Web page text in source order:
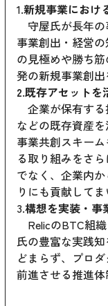
1.新規事業におけ
守屋氏が長年の
事業創出・経営
の見極めや勝ち
発の新規事業創出
2.既存アセットを
企業が保有する
などの既存資産
事業共創スキー
る取り組みをさ
でなく、企業内
りにも貢献してま
3.構想を実装・事
RelicのBTC組
氏の豊富な実践
どまらず、プロ
前進させる推進